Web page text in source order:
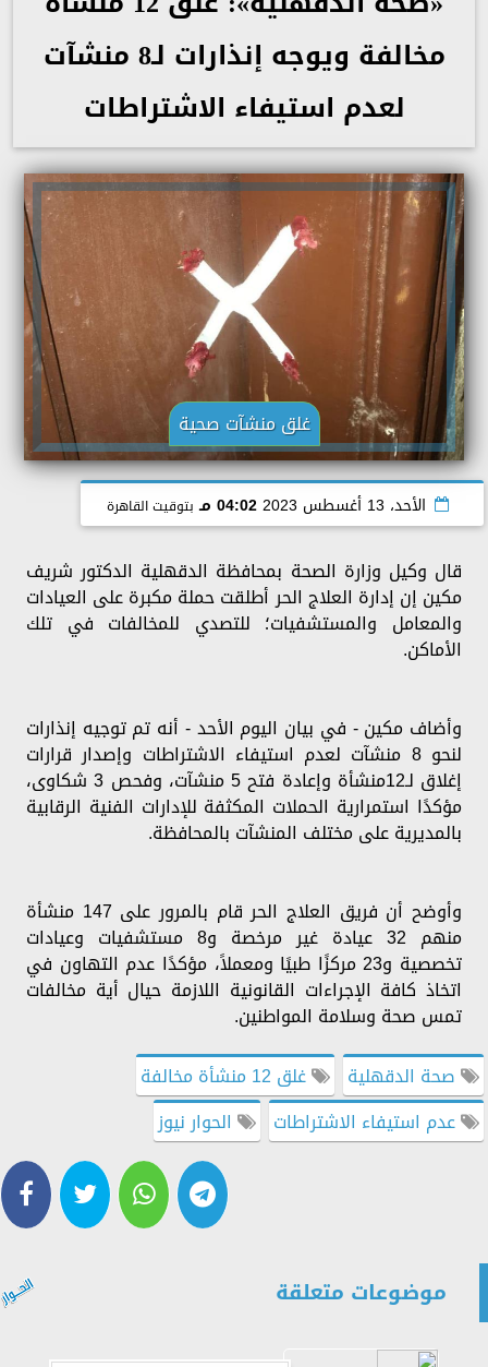
مخالفة ويوجه إنذارات لـ8 منشآت
لعدم استيفاء الاشتراطات
غلق منشآت صحية
الأحد، 13 أغسطس 2023 04:02 مـ بتوقيت القاهرة
قال وكيل وزارة الصحة بمحافظة الدقهلية الدكتور شريف
مكين إن إدارة العلاج الحر أطلقت حملة مكبرة على العيادات
والمعامل والمستشفيات؛ للتصدي للمخالفات في تلك
الأماكن.
وأضاف مكين - في بيان اليوم الأحد - أنه تم توجيه إنذارات
لنحو 8 منشآت لعدم استيفاء الاشتراطات وإصدار قرارات
إغلاق لـ12منشأة وإعادة فتح 5 منشآت، وفحص 3 شكاوى،
مؤكدًا استمرارية الحملات المكثفة للإدارات الفنية الرقابية
بالمديرية على مختلف المنشآت بالمحافظة.
وأوضح أن فريق العلاج الحر قام بالمرور على 147 منشأة
منهم 32 عيادة غير مرخصة و8 مستشفيات وعيادات
تخصصية و23 مركزًا طبيًا ومعملاً، مؤكدًا عدم التهاون في
اتخاذ كافة الإجراءات القانونية اللازمة حيال أية مخالفات
تمس صحة وسلامة المواطنين.
صحة الدقهلية
غلق 12 منشأة مخالفة
عدم استيفاء الاشتراطات
الحوار نيوز
موضوعات متعلقة